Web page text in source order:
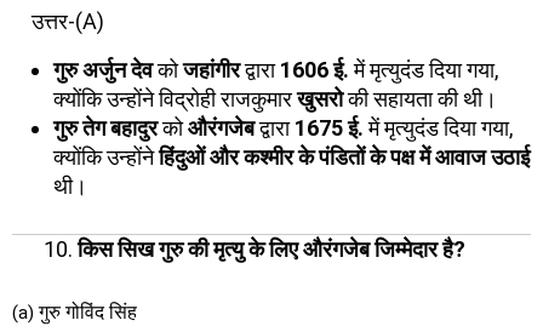
उत्तर-(A)
गुरु अर्जुन देवकोजहांगीरद्वारा1606 ई.में मृत्युदंड दिया गया,
क्योंकि उन्होंने विद्रोही राजकुमारखुसरोकी सहायता की थी।
गुरु तेग बहादुरकोऔरंगजेबद्वारा1675 ई.में मृत्युदंड दिया गया,
क्योंकि उन्होंनेहिंदुओं और कश्मीर के पंडितों के पक्ष में आवाज उठाई
थी।
किस सिख गुरु की मृत्यु के लिए औरंगजेब जिम्मेदार है?
(a) गुरु गोविंद सिंह